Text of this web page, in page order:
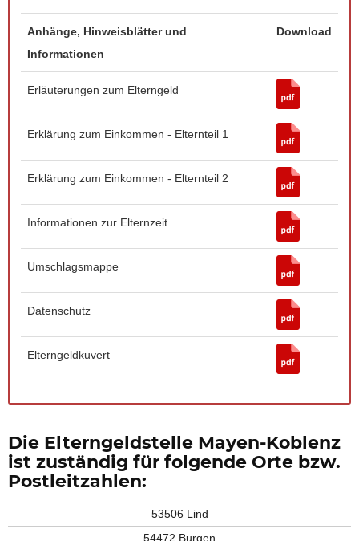
Anhänge, Hinweisblätter und
Informationen
Download
Erläuterungen zum Elterngeld
Erklärung zum Einkommen - Elternteil 1
Erklärung zum Einkommen - Elternteil 2
Informationen zur Elternzeit
Umschlagsmappe
Datenschutz
Elterngeldkuvert
Die Elterngeldstelle Mayen-Koblenz
ist zuständig für folgende Orte bzw.
Postleitzahlen:
53506 Lind
54472 Burgen